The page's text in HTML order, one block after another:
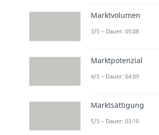
Marktvolumen
3/5 – Dauer: 05:08
Marktpotenzial
4/5 – Dauer: 04:09
Marktsättigung
5/5 – Dauer: 03:10